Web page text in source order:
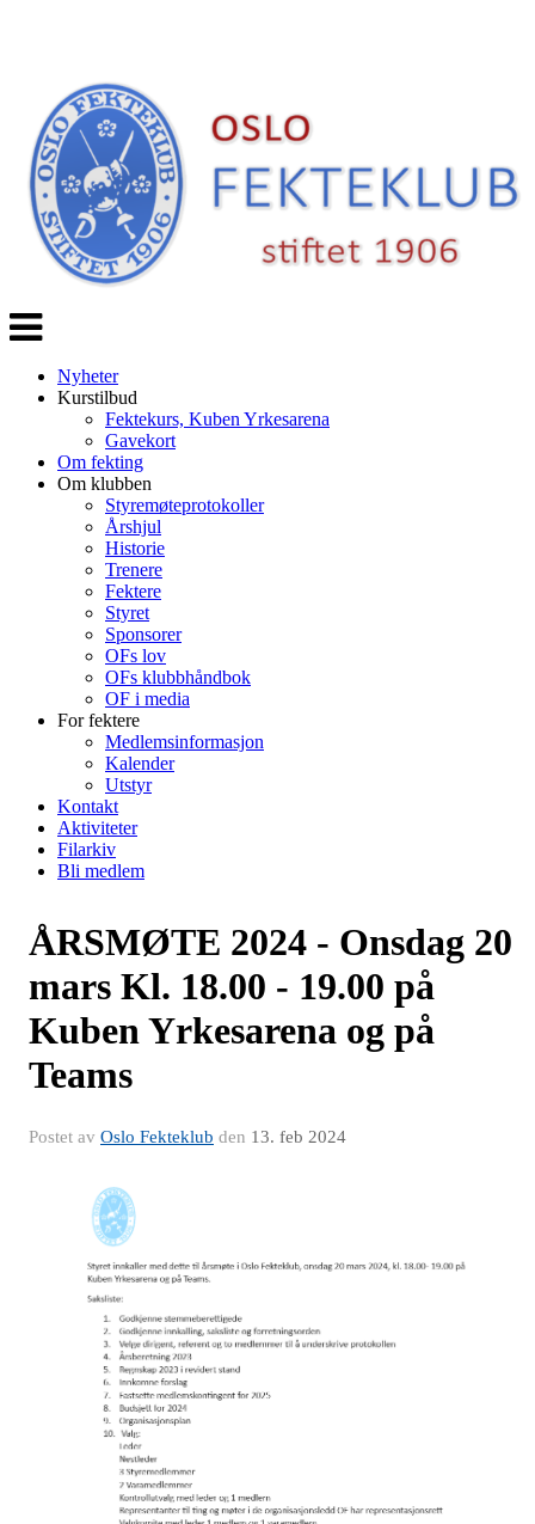
Veksle
navigasjon
Nyheter
Kurstilbud
Fektekurs, Kuben Yrkesarena
Gavekort
Om fekting
Om klubben
Styremøteprotokoller
Årshjul
Historie
Trenere
Fektere
Styret
Sponsorer
OFs lov
OFs klubbhåndbok
OF i media
For fektere
Medlemsinformasjon
Kalender
Utstyr
Kontakt
Aktiviteter
Filarkiv
Bli medlem
ÅRSMØTE 2024 - Onsdag 20
mars Kl. 18.00 - 19.00 på
Kuben Yrkesarena og på
Teams
Postet av Oslo Fekteklub den 13. feb 2024